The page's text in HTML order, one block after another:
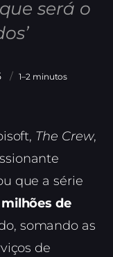
será o
1–2 minutos
The Crew,
que a série
de
somando as
de